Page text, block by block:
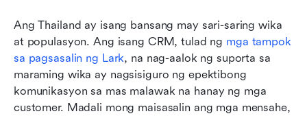
Ang Thailand ay isang bansang may sari-saring wika
at populasyon. Ang isang CRM, tulad ng mga tampok
sa pagsasalin ng Lark, na nag-aalok ng suporta sa
maraming wika ay nagsisiguro ng epektibong
komunikasyon sa mas malawak na hanay ng mga
customer. Madali mong maisasalin ang mga mensahe,